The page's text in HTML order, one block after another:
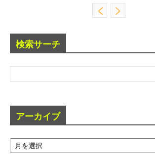
検索サーチ
アーカイブ
ア
ー